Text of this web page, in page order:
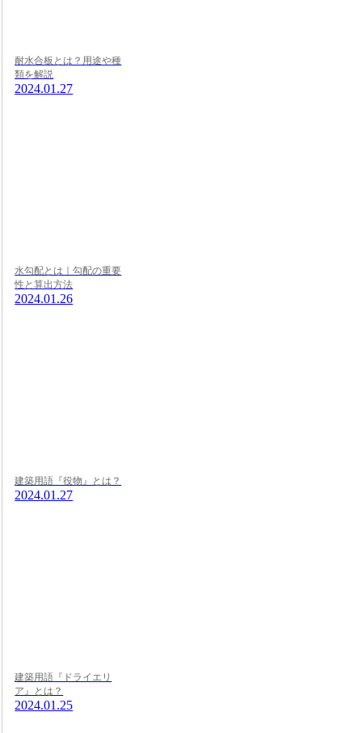
耐水合板とは？用途や種
類を解説
2024.01.27
水勾配とは｜勾配の重要
性と算出方法
2024.01.26
建築用語『役物』とは？
2024.01.27
建築用語『ドライエリ
ア』とは？
2024.01.25